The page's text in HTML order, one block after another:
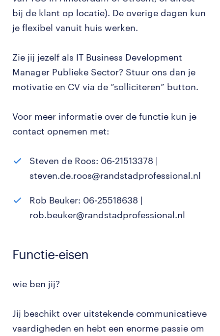
bij de klant op locatie). De overige dagen kun
je flexibel vanuit huis werken.
Zie jij jezelf als IT Business Development
Manager Publieke Sector? Stuur ons dan je
motivatie en CV via de “solliciteren” button.
Voor meer informatie over de functie kun je
contact opnemen met:
Steven de Roos: 06-21513378 |
steven.de.roos@randstadprofessional.nl
Rob Beuker: 06-25518638 |
rob.beuker@randstadprofessional.nl
Functie-eisen
wie ben jij?
Jij beschikt over uitstekende communicatieve
vaardigheden en hebt een enorme passie om